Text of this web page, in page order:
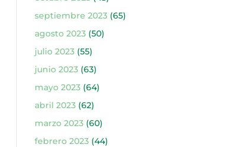
septiembre 2023(65)
agosto 2023(50)
julio 2023(55)
junio 2023(63)
mayo 2023(64)
abril 2023(62)
marzo 2023(60)
febrero 2023(44)